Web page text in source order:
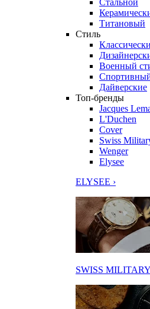
Стальной
Титановый
Стиль
Военный
Дайверские
Топ-бренды
Jacques
L'Duchen
Cover
Swiss
Wenger
Elysee
ELYSEE ›
SWISS